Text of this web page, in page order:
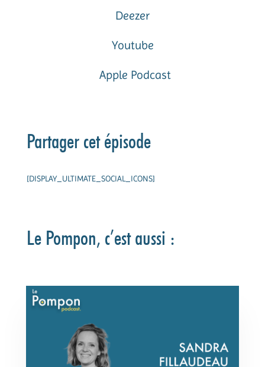
Deezer
Youtube
Apple Podcast
Partager cet épisode
[DISPLAY_ULTIMATE_SOCIAL_ICONS]
Le Pompon, c’est aussi :